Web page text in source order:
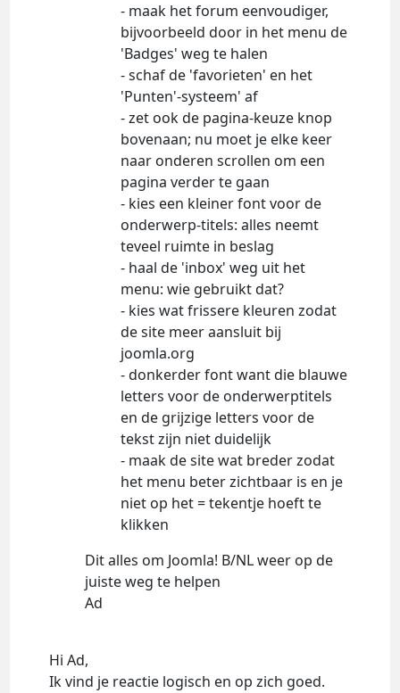
- maak het forum eenvoudiger,
bijvoorbeeld door in het menu de
'Badges' weg te halen
- schaf de 'favorieten' en het
'Punten'-systeem' af
- zet ook de pagina-keuze knop
bovenaan; nu moet je elke keer
naar onderen scrollen om een
pagina verder te gaan
- kies een kleiner font voor de
onderwerp-titels: alles neemt
teveel ruimte in beslag
- haal de 'inbox' weg uit het
menu: wie gebruikt dat?
- kies wat frissere kleuren zodat
de site meer aansluit bij
joomla.org
- donkerder font want die blauwe
letters voor de onderwerptitels
en de grijzige letters voor de
tekst zijn niet duidelijk
- maak de site wat breder zodat
het menu beter zichtbaar is en je
niet op het = tekentje hoeft te
klikken
Dit alles om Joomla! B/NL weer op de
juiste weg te helpen
Ad
Hi Ad,
Ik vind je reactie logisch en op zich goed.